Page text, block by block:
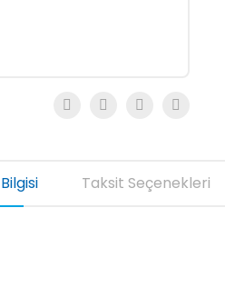
Taksit Seçenekleri